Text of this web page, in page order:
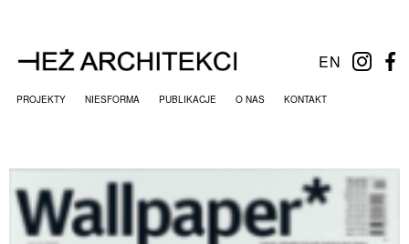
EN
PROJEKTY NIESFORMA PUBLIKACJE O NAS KONTAKT